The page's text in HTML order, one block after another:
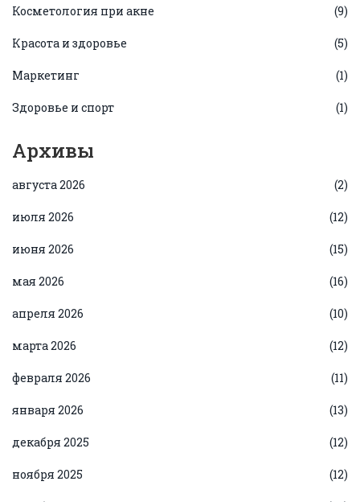
Косметология при акне (9)
Красота и здоровье (5)
Маркетинг (1)
Здоровье и спорт (1)
Архивы
августа 2026 (2)
июля 2026 (12)
июня 2026 (15)
мая 2026 (16)
апреля 2026 (10)
марта 2026 (12)
февраля 2026 (11)
января 2026 (13)
декабря 2025 (12)
ноября 2025 (12)